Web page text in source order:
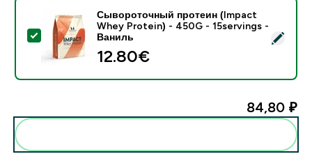
- Сывороточный протеин (Impact Whey Protein) -
Сывороточный протеин (Impact
Whey Protein) - 450G - 15servings -
Ваниль
12.80€‎
84,80 ₽‎